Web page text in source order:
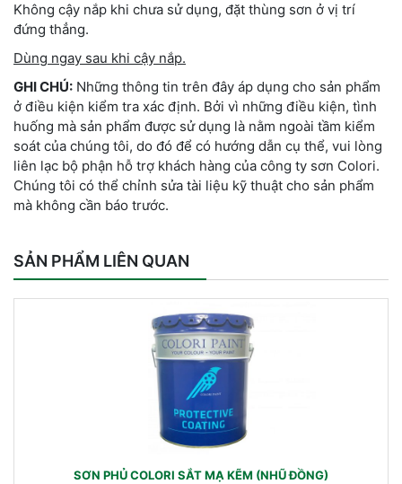
Không cậy nắp khi chưa sử dụng, đặt thùng sơn ở vị trí
đứng thẳng.
Dùng ngay sau khi cậy nắp.
GHI CHÚ: Những thông tin trên đây áp dụng cho sản phẩm
ở điều kiện kiểm tra xác định. Bởi vì những điều kiện, tình
huống mà sản phẩm được sử dụng là nằm ngoài tầm kiểm
soát của chúng tôi, do đó để có hướng dẫn cụ thể, vui lòng
liên lạc bộ phận hỗ trợ khách hàng của công ty sơn Colori.
Chúng tôi có thể chỉnh sửa tài liệu kỹ thuật cho sản phẩm
mà không cần báo trước.
SẢN PHẨM LIÊN QUAN
SƠN PHỦ COLORI SẮT MẠ KẼM (NHŨ ĐỒNG)